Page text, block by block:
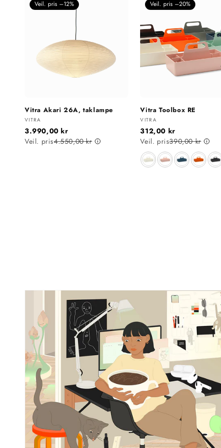
Veil. pris –12%
Vitra Akari 26A, taklampe
Selger:
VITRA
3.990,00 kr
Veil. pris4.550,00 kr
Veil. pris –20%
Vitra Toolbox RE
Selger:
VITRA
312,00 kr
Veil. pris390,00 kr
Farge